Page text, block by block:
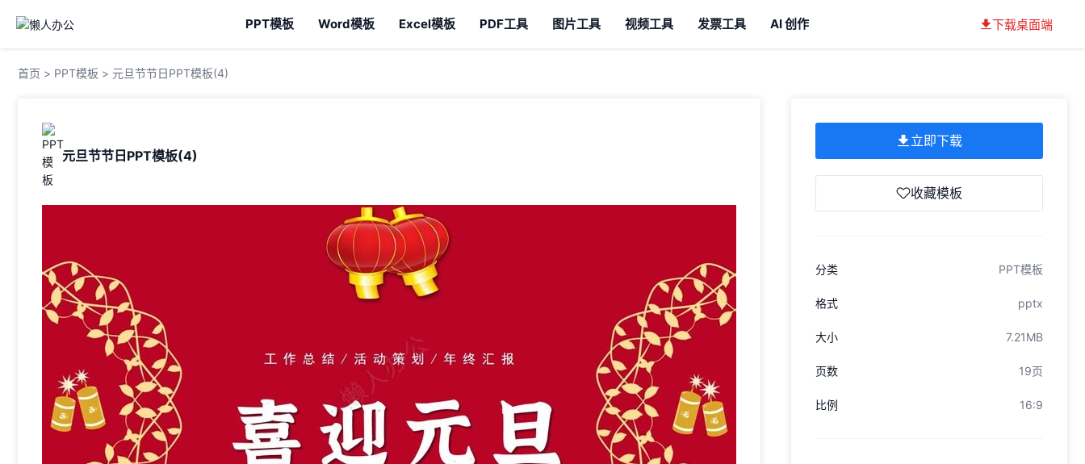
PPT模板 Word模板 Excel模板 PDF工具 图片工具 视频工具 发票工具 AI 创作 下载桌面端
首页 > PPT模板 > 元旦节节日PPT模板(4)
元旦节节日PPT模板(4)
立即下载
收藏模板
分类 PPT模板
格式 pptx
大小 7.21MB
页数 19页
比例 16:9